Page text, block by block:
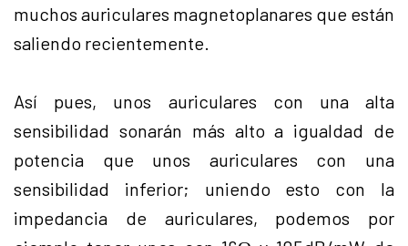
muchos auriculares magnetoplanares que están
saliendo recientemente.
Así pues, unos auriculares con una alta
sensibilidad sonarán más alto a igualdad de
potencia que unos auriculares con una
sensibilidad inferior; uniendo esto con la
impedancia de auriculares, podemos por